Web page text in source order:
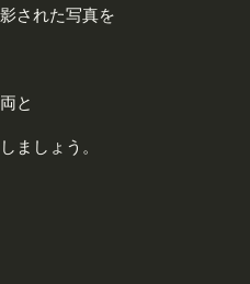
された写真を
と
ましょう。